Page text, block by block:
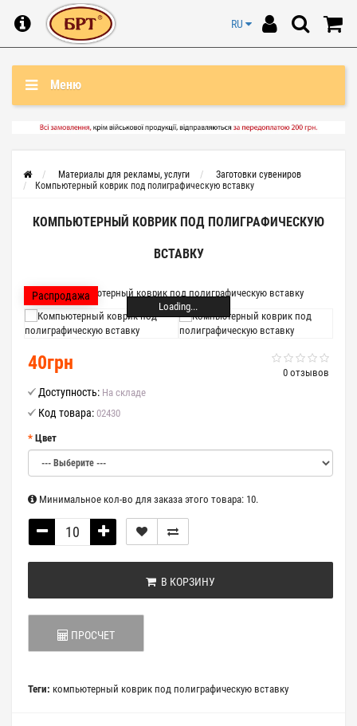
RU
Меню
Материалы для рекламы, услуги
Заготовки сувениров
Компьютерный коврик под полиграфическую вставку
КОМПЬЮТЕРНЫЙ КОВРИК ПОД ПОЛИГРАФИЧЕСКУЮ
ВСТАВКУ
Распродажа
Loading...
0 отзывов
40грн
Доступность: На складе
Код товара: 02430
Цвет
Минимальное кол-во для заказа этого товара: 10.
В КОРЗИНУ
ПРОСЧЕТ
Теги: компьютерный коврик под полиграфическую вставку